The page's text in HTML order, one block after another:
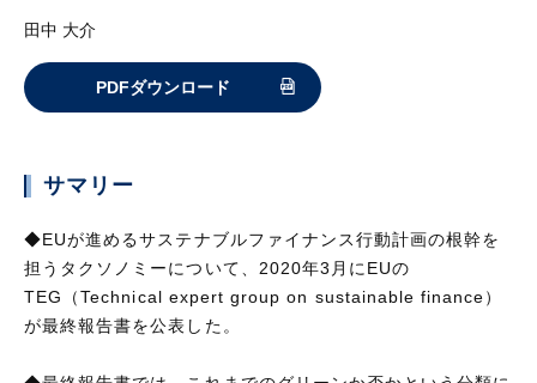
田中 大介
PDFダウンロード
サマリー
◆EUが進めるサステナブルファイナンス行動計画の根幹を
担うタクソノミーについて、2020年3月にEUの
TEG（Technical expert group on sustainable finance）
が最終報告書を公表した。